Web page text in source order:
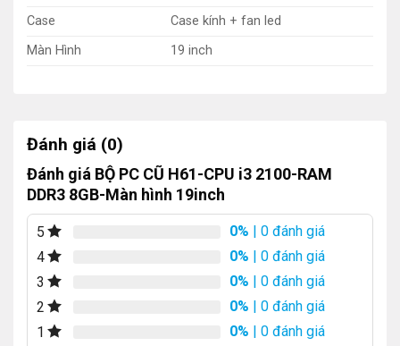
Case
Case kính + fan led
Màn Hình
19 inch
Đánh giá (0)
Đánh giá BỘ PC CŨ H61-CPU i3 2100-RAM
DDR3 8GB-Màn hình 19inch
5 0% | 0 đánh giá
4
0% | 0 đánh giá
3
0% | 0 đánh giá
2
0% | 0 đánh giá
1
0% | 0 đánh giá